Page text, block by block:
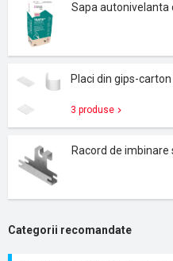
Sapa autonivelanta
Placi din gips-
3 produse
Racord de imbinare
Categorii recomandate